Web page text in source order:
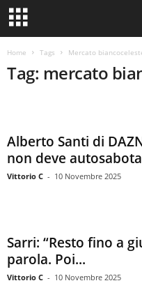
Home Tags Mercato
Tag: mercato
Alberto Santi di
non deve
Vittorio C - 10 Novembre 2025
Sarri: “Resto fino a
parola. Poi...
Vittorio C - 10 Novembre 2025